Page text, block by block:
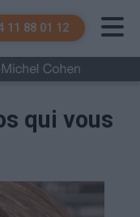
11 88 01 12
qui vous